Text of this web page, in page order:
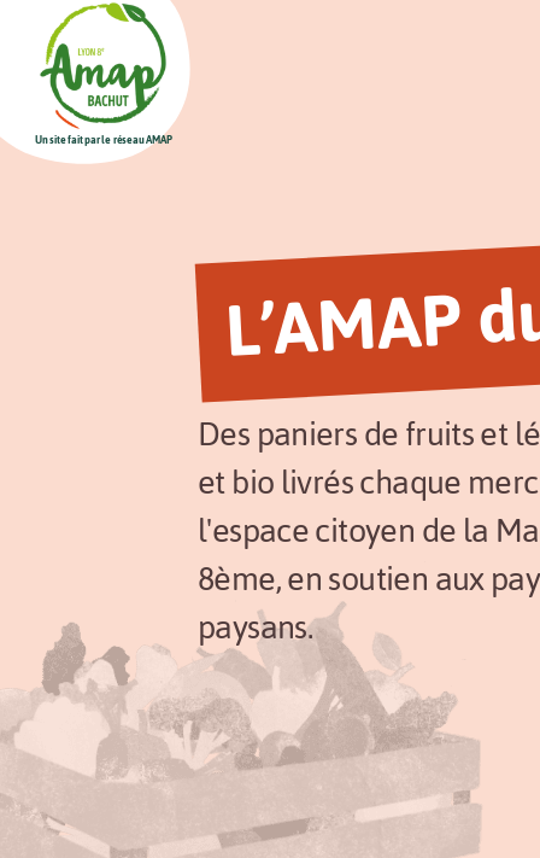
Un site fait par le réseau AMAP
L’AMAP
Des paniers de fruits et
et bio livrés chaque
l'espace citoyen de la
8ème, en soutien aux
paysans.